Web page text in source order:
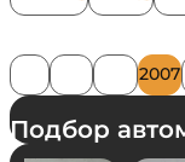
Подбор
2001200520062007